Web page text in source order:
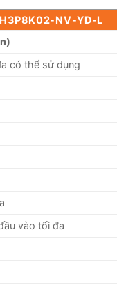
NV-YD-L
có thể sử dụng
vào tối đa